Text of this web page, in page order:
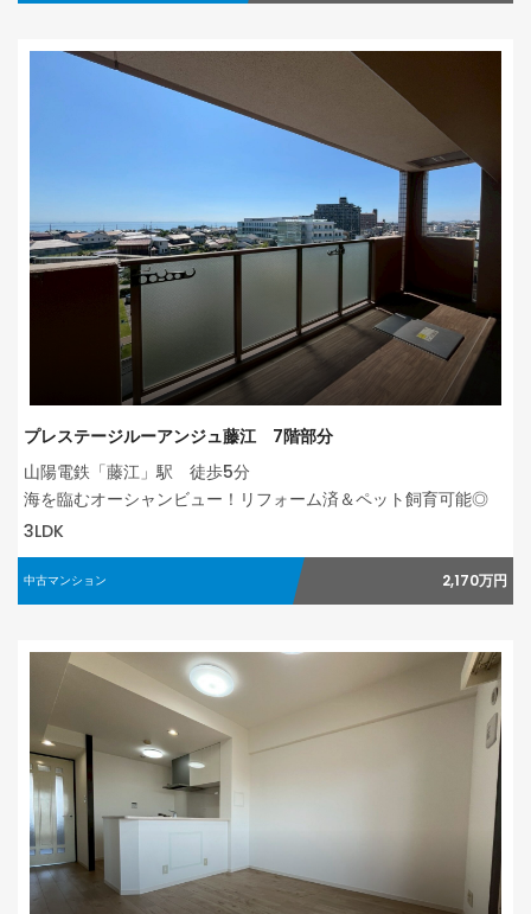
プレステージルーアンジュ藤江 7階部分
山陽電鉄「藤江」駅 徒歩5分
海を臨むオーシャンビュー！リフォーム済＆ペット飼育可能◎
3LDK
中古マンション 2,170万円